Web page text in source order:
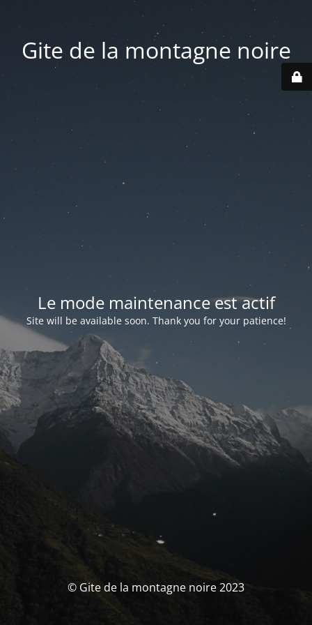
Gite de la montagne noire
Le mode maintenance est actif
Site will be available soon. Thank you for your patience!
© Gite de la montagne noire 2023